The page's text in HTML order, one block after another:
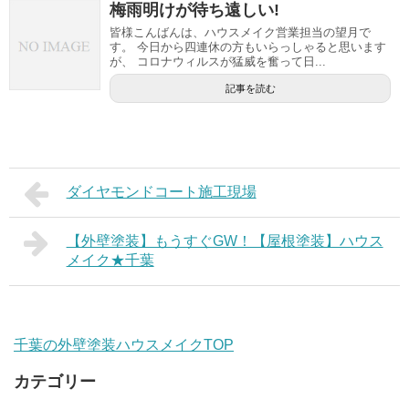
梅雨明けが待ち遠しい!
皆様こんばんは、ハウスメイク営業担当の望月で
す。 今日から四連休の方もいらっしゃると思います
が、 コロナウィルスが猛威を奮って日...
記事を読む
ダイヤモンドコート施工現場
【外壁塗装】もうすぐGW！【屋根塗装】ハウス
メイク★千葉
千葉の外壁塗装ハウスメイクTOP
カテゴリー